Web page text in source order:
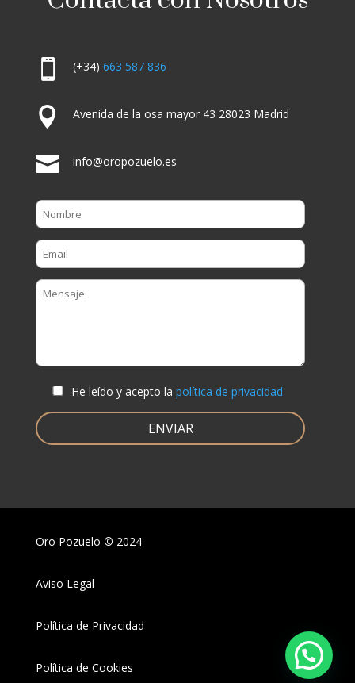
 (+34) 663 587 836
 Avenida de la osa mayor 43 28023 Madrid
 info@oropozuelo.es
He leído y acepto la política de privacidad
Oro Pozuelo © 2024
Aviso Legal
Política de Privacidad
Política de Cookies